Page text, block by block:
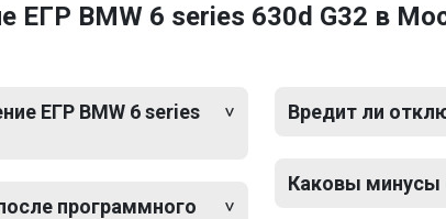
ЕГР BMW 6 series 630d G32 в
ЕГР BMW 6 series
программного
Вредит ли
Каковы минусы